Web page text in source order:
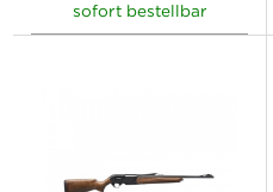
sofort bestellbar